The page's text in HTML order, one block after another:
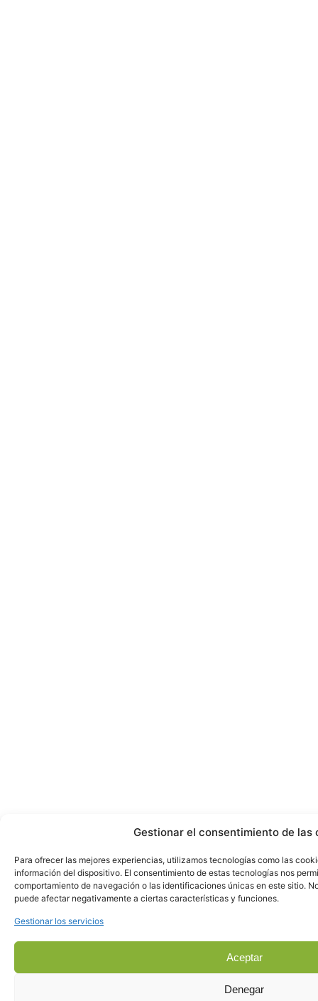
Gestionar el consentimiento de las
Para ofrecer las mejores experiencias, utilizamos tecnologías como las
información del dispositivo. El consentimiento de estas tecnologías nos
comportamiento de navegación o las identificaciones únicas en este sitio.
puede afectar negativamente a ciertas características y funciones.
Gestionar los servicios
Aceptar
Denegar